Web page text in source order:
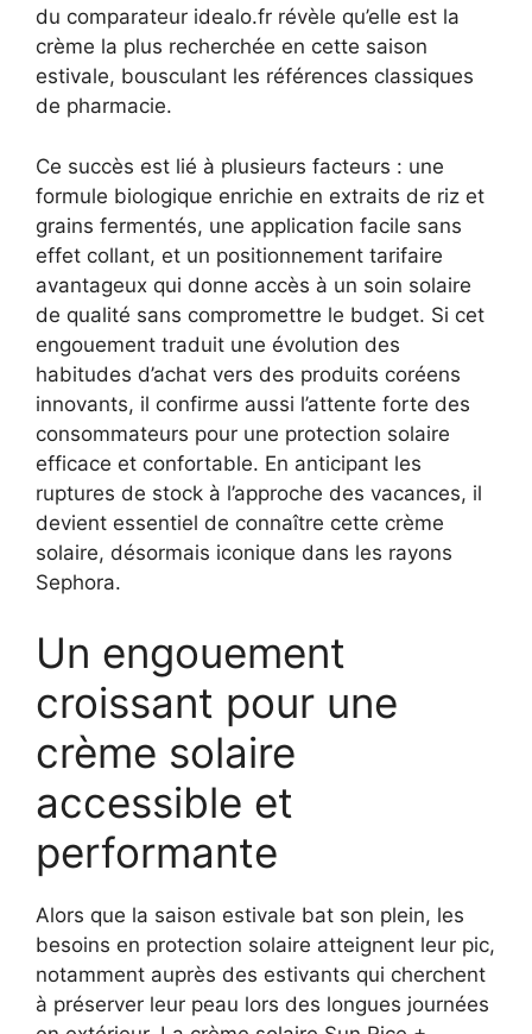
du comparateur idealo.fr révèle qu’elle est la
crème la plus recherchée en cette saison
estivale, bousculant les références classiques
de pharmacie.
Ce succès est lié à plusieurs facteurs : une
formule biologique enrichie en extraits de riz et
grains fermentés, une application facile sans
effet collant, et un positionnement tarifaire
avantageux qui donne accès à un soin solaire
de qualité sans compromettre le budget. Si cet
engouement traduit une évolution des
habitudes d’achat vers des produits coréens
innovants, il confirme aussi l’attente forte des
consommateurs pour une protection solaire
efficace et confortable. En anticipant les
ruptures de stock à l’approche des vacances, il
devient essentiel de connaître cette crème
solaire, désormais iconique dans les rayons
Sephora.
Un engouement
croissant pour une
crème solaire
accessible et
performante
Alors que la saison estivale bat son plein, les
besoins en protection solaire atteignent leur pic,
notamment auprès des estivants qui cherchent
à préserver leur peau lors des longues journées